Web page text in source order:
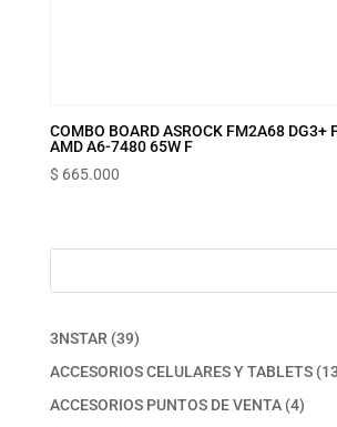
COMBO BOARD ASROCK FM2A68 DG3+
AMD A6-7480 65W F
$ 665.000
3NSTAR 3939
productos
ACCESORIOS CELULARES Y TABLETS 13
ACCESORIOS PUNTOS DE VENTA 44